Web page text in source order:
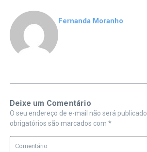
Fernanda Moranho
Deixe um Comentário
O seu endereço de e-mail não será publicado.
obrigatórios são marcados com *